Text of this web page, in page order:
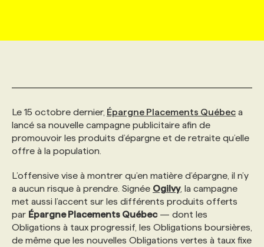
INITIATIVES NUMÉRIQUES
PRIX ET DISTINCTIONS
TENDANCES
MARKETING DURABLE
GEO/SEO
ÉVÉNEMENTIEL
NOS AUTEUR‧RICES
ANNONCEZ AVEC NOUS
PROFIL ENTREPRISE
FAQ
ANNONCEZ AVEC NOUS
PROFIL CANDIDAT
ANNONCEZ AVEC NOUS
NOS PARCOURS DE FORMATIONS
FORMATIONS PERSONNALISÉES
NOS FORMATEUR‧RICES
POURQUOI CHOISIR NOS FORMATIONS
SERVICE DE CHASSE DE TÊTE
NOS TARIFS
NOS EXPERTISES
FAQ
Le 15 octobre dernier, Épargne Placements Québec a
lancé sa nouvelle campagne publicitaire afin de
promouvoir les produits d’épargne et de retraite qu’elle
offre à la population.
L’offensive vise à montrer qu’en matière d’épargne, il n’y
a aucun risque à prendre. Signée Ogilvy, la campagne
met aussi l’accent sur les différents produits offerts
par Épargne Placements Québec— dont les
Obligations à taux progressif, les Obligations boursières,
de même que les nouvelles Obligations vertes à taux fixe